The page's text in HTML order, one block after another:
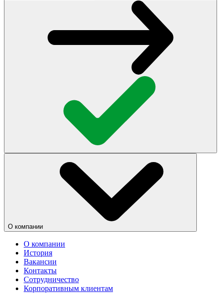
О компании
О компании
История
Вакансии
Контакты
Сотрудничество
Корпоративным клиентам